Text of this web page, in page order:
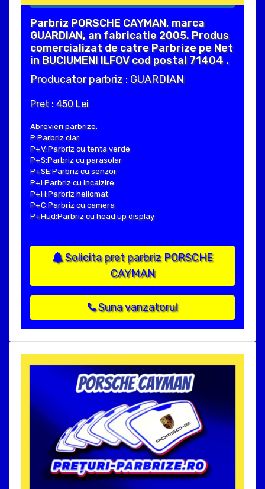
Parbriz PORSCHE CAYMAN, marca
GUARDIAN, an fabricatie 2005. Produs
comercializat de catre Parbrize pe Net
in BUCIUMENI ILFOV cod postal 71404 .
Producator parbriz : GUARDIAN
Pret : 450 Lei
Abrevieri parbrize:
P:Parbriz clar
P+V:Parbriz cu tenta verde
P+S:Parbriz cu parasolar
P+SE:Parbriz cu senzor
P+I:Parbriz cu incalzire
P+H:Parbriz heliomat
P+C:Parbriz cu camera
P+Hud:Parbriz cu head up display
Solicita pret parbriz PORSCHE
CAYMAN
Suna vanzatorul